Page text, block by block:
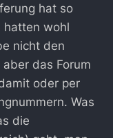
hat so
hatten wohl
nicht den
das Forum
oder per
Was
die